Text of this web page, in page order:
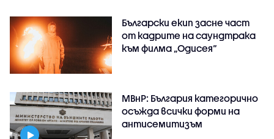
Български екип засне част
от кадрите на саундтрака
към филма „Одисея“
МВнР: България категорично
осъжда всички форми на
антисемитизъм